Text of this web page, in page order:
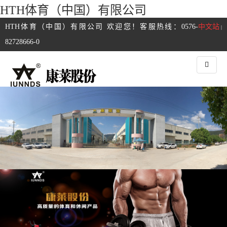
HTH体育（中国）有限公司
中文站 |
HTH体育（中国）有限公司 欢迎您！客服热线：0576-
82728666-0